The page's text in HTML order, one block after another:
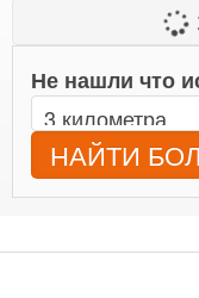
Не нашли что
НАЙТИ